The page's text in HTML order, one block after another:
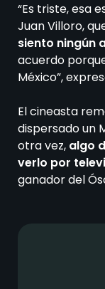
“Es triste, esa
Juan Villoro,
siento ningún
acuerdo
México”,
El cineasta
dispersado un
otra vez, algo
verlo por
ganador del